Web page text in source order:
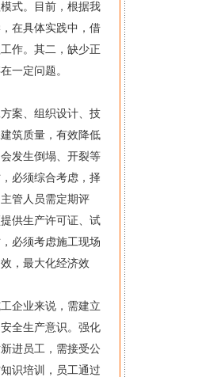
式。目前，根据我
在具体实践中，借
作。其二，缺少正
一定问题。
案、组织设计、技
筑质量，有效降低
发生倒塌、开裂等
必须综合考虑，择
管人员需定期评
供生产许可证、试
必须考虑施工现场
，最大化经济效
企业来说，需建立
全生产意识。强化
进员工，需接受公
识培训，员工通过